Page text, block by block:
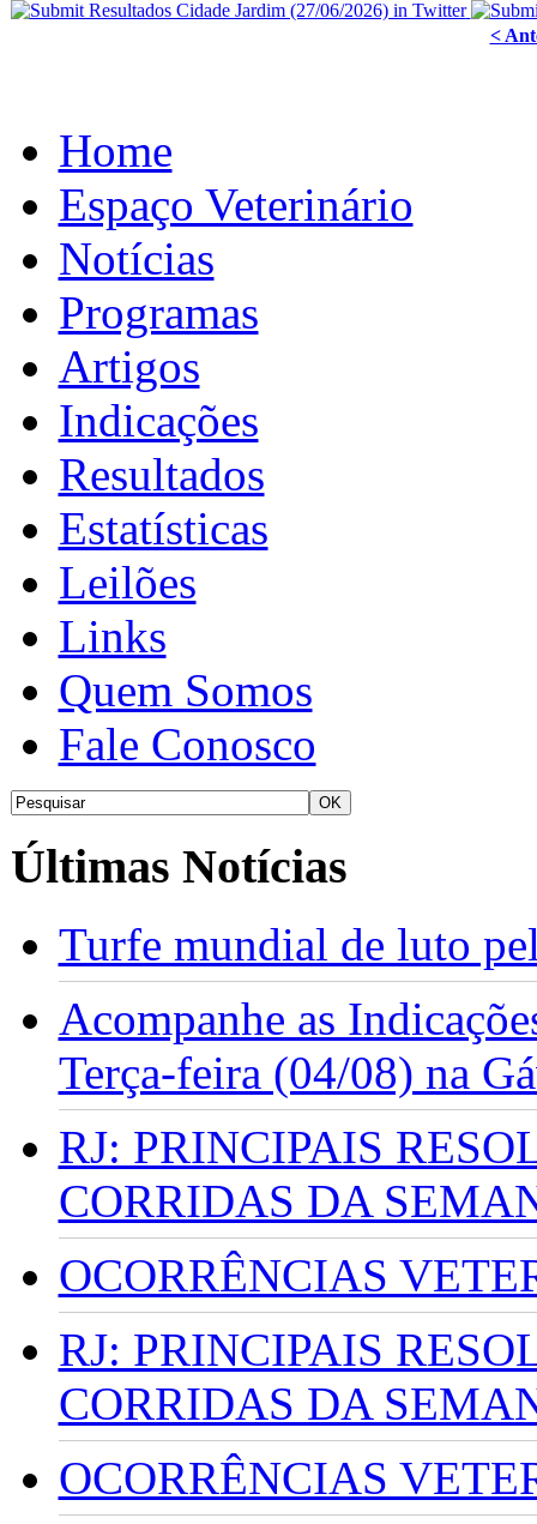
<
Home
Espaço Veterinário
Notícias
Programas
Artigos
Indicações
Resultados
Estatísticas
Leilões
Links
Quem Somos
Fale Conosco
Últimas Notícias
Turfe mundial de luto
Acompanhe as
Terça-feira (04/08) na
RJ: PRINCIPAIS
CORRIDAS DA
OCORRÊNCIAS
RJ: PRINCIPAIS
CORRIDAS DA
OCORRÊNCIAS